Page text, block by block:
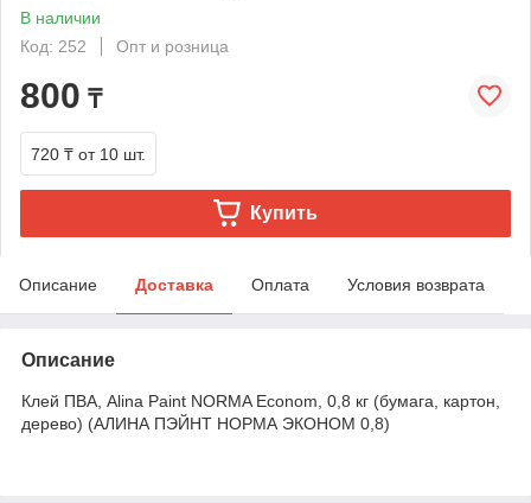
В наличии
Код: 252
Опт и розница
800 ₸
720 ₸ от 10 шт.
Купить
Описание Доставка Оплата Условия возврата
Описание
Клей ПВА, Alina Paint NORMA Econom, 0,8 кг (бумага, картон,
дерево) (АЛИНА ПЭЙНТ НОРМА ЭКОНОМ 0,8)